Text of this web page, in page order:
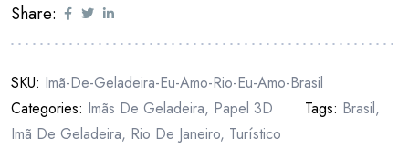
Share:
SKU: Imã-De-Geladeira-Eu-Amo-Rio-Eu-Amo-Brasil
Categories: Imãs De Geladeira, Papel 3D Tags: Brasil,
Imã De Geladeira, Rio De Janeiro, Turístico